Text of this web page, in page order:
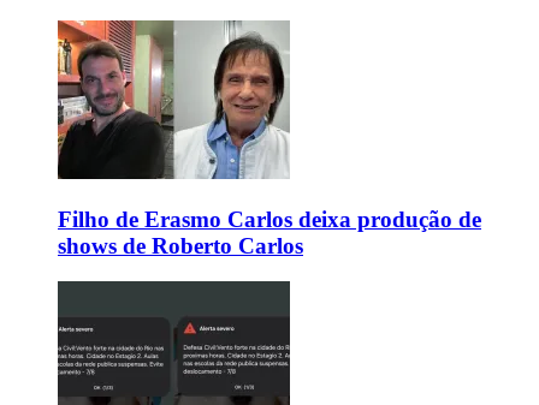
Filho de Erasmo Carlos deixa produção de
shows de Roberto Carlos